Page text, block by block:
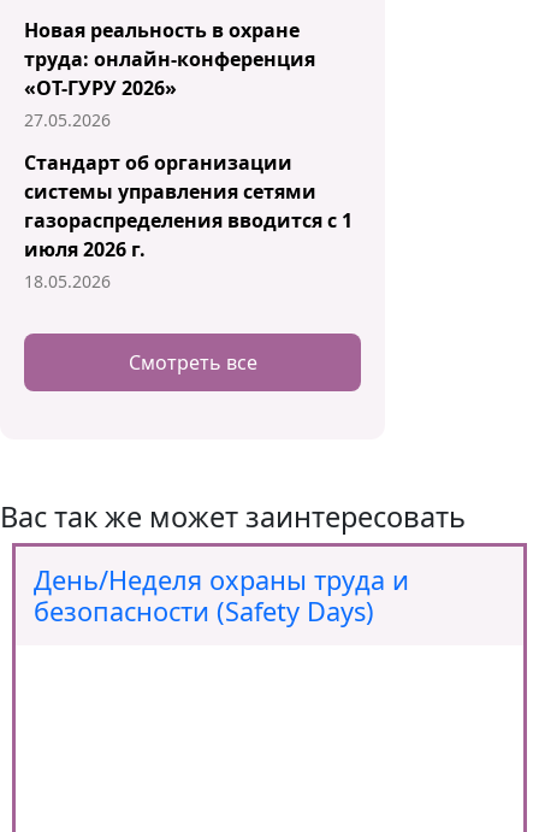
Новая реальность в охране
труда: онлайн-конференция
«ОТ-ГУРУ 2026»
27.05.2026
Стандарт об организации
системы управления сетями
газораспределения вводится с 1
июля 2026 г.
18.05.2026
Смотреть все
Вас так же может заинтересовать
День/Неделя охраны труда и
безопасности (Safety Days)